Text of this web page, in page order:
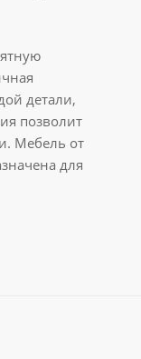
детали,
позволит
Мебель от
для